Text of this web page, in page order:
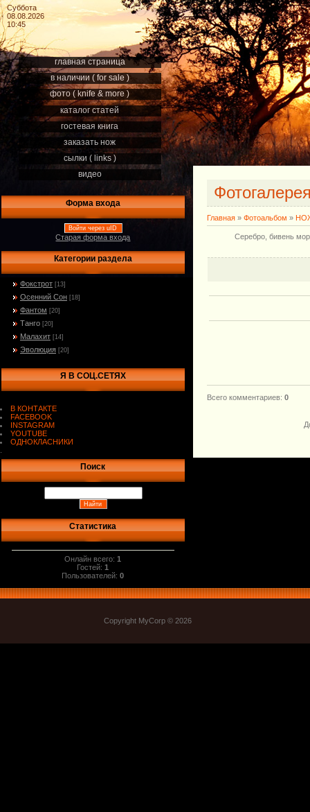
Суббота
08.08.2026
10:45
главная страница
в наличии ( for sale )
фото ( knife & more )
каталог статей
гостевая книга
заказать нож
сылки ( links )
видео
Форма входа
Войти через uID
Старая форма входа
Категории раздела
Фокстрот [13]
Осенний Сон [18]
Фантом [20]
Танго [20]
Малахит [14]
Эволюция [20]
Я В СОЦ.СЕТЯХ
В КОНТАКТЕ
FACEBOOK
INSTAGRAM
YOUTUBE
ОДНОКЛАСНИКИ
Поиск
Статистика
Онлайн всего:1
Гостей:1
Пользователей:0
Главная » Фотоальбом »
Серебро, бивень
Всего комментариев: 0
Copyright MyCorp © 2026